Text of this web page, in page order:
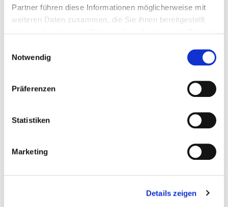
Partner führen diese Informationen möglicherweise mit
weiteren Daten zusammen, die Sie ihnen bereitgestellt
Notwendig
Präferenzen
Statistiken
Marketing
Details zeigen